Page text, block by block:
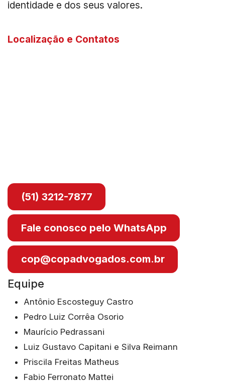
identidade e dos seus valores.
Localização e Contatos
(51) 3212-7877
Fale conosco pelo WhatsApp
cop@copadvogados.com.br
Equipe
Antônio Escosteguy Castro
Pedro Luiz Corrêa Osorio
Maurício Pedrassani
Luiz Gustavo Capitani e Silva Reimann
Priscila Freitas Matheus
Fabio Ferronato Mattei